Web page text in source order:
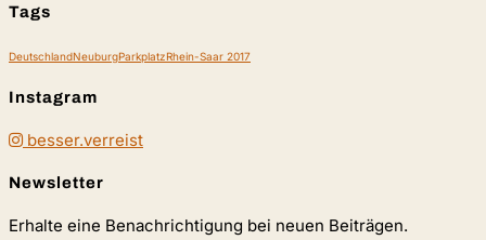
Tags
DeutschlandNeuburgParkplatzRhein-Saar 2017
Instagram
besser.verreist
Newsletter
Erhalte eine Benachrichtigung bei neuen Beiträgen.